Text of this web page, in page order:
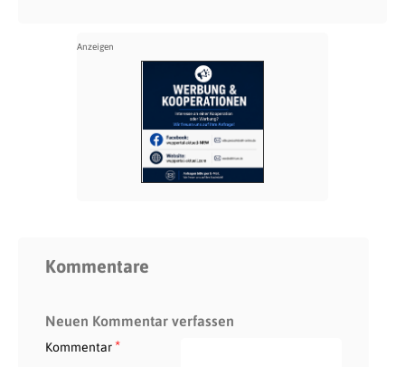
Kommentare
Neuen Kommentar verfassen
Kommentar*